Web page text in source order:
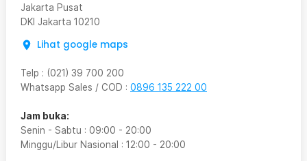
Jakarta Pusat
DKI Jakarta 10210
Lihat google maps
Telp : (021) 39 700 200
Whatsapp Sales / COD : 0896 135 222 00
Jam buka:
Senin - Sabtu : 09:00 - 20:00
Minggu/Libur Nasional : 12:00 - 20:00